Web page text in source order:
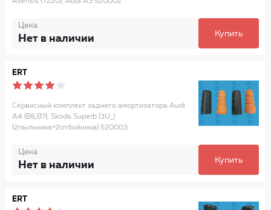
Цена
Нет в наличии Купить
ERT
Сервисный комплект заднего амортизатора Audi
A4 (B6,B7), Skoda Superb (3U_)
(2пыльника+2отбойника) 520003
Цена
Нет в наличии Купить
ERT